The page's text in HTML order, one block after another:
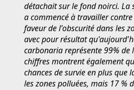
détachait sur le fond noirci. La
a commencé à travailler
faveur de l'obscurité dans les
avec pour résultat
carbonaria représente 99% de
chiffres montrent également
chances de survie en plus que
les zones polluées, mais 17 %